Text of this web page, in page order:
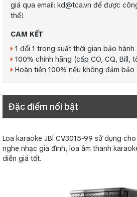
giá qua email: kd@tca.vn để được
thể!
CAM KẾT
1 đổi 1 trong suất thời gian bảo hành
100% chính hãng (cấp CO, CQ, Bill,
Hoàn tiền 100% nếu không đảm bảo
Đặc điểm nổi bật
Loa karaoke JBl CV3015-99 sử dụng
nghe nhạc gia đình, loa âm thanh
diễn giá tốt.